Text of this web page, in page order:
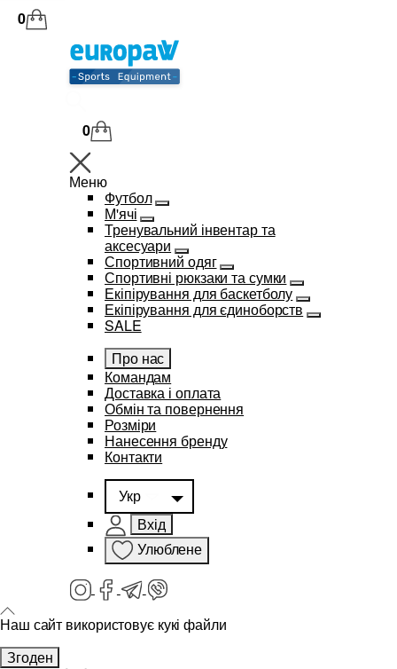
0
0
Меню
Футбол
М'ячі
Тренувальний інвентар та
аксесуари
Спортивний одяг
Спортивні рюкзаки та сумки
Екіпірування для баскетболу
Екіпірування для єдиноборств
SALE
Про нас
Командам
Доставка і оплата
Обмін та повернення
Розміри
Нанесення бренду
Контакти
Укр
Вхід
Улюблене
Наш сайт використовує кукі файли
Згоден